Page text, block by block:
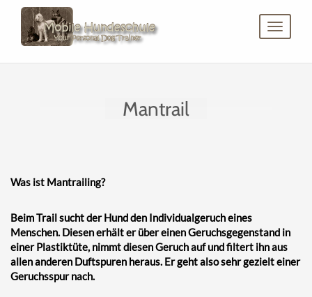
Toggle
Mantrail
Was ist Mantrailing?
Beim Trail sucht der Hund den Individualgeruch eines
Menschen. Diesen erhält er über einen Geruchsgegenstand in
einer Plastiktüte, nimmt diesen Geruch auf und filtert ihn aus
allen anderen Duftspuren heraus. Er geht also sehr gezielt einer
Geruchsspur nach.